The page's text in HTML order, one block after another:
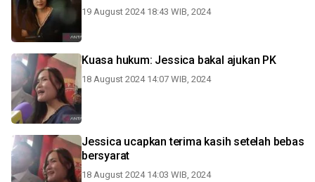
19 August 2024 18:43 WIB, 2024
Kuasa hukum: Jessica bakal ajukan PK
18 August 2024 14:07 WIB, 2024
Jessica ucapkan terima kasih setelah bebas
bersyarat
18 August 2024 14:03 WIB, 2024